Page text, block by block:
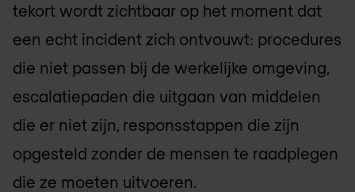
tekort wordt zichtbaar op het moment dat
een echt incident zich ontvouwt: procedures
die niet passen bij de werkelijke omgeving,
escalatiepaden die uitgaan van middelen
die er niet zijn, responsstappen die zijn
opgesteld zonder de mensen te raadplegen
die ze moeten uitvoeren.